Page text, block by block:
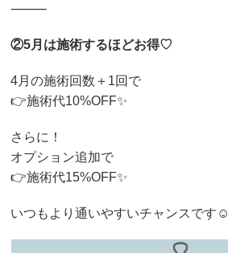
⸻
②5月は施術するほどお得♡
4月の施術回数＋1回で
👉施術代10%OFF✨
さらに！
オプション追加で
👉施術代15%OFF✨
いつもより通いやすいチャンスです☺️